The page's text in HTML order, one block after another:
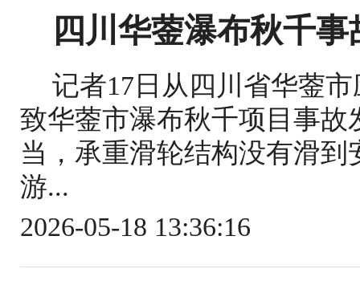
四川华蓥瀑布秋千
记者17日从四川省华蓥
致华蓥市瀑布秋千项目事
当，承重滑轮结构没有滑
游...
2026-05-18 13:36:16